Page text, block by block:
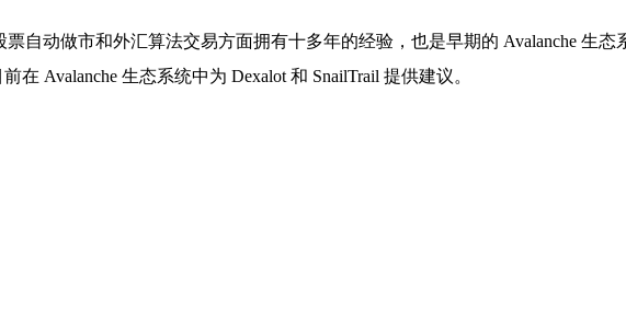
票自动做市和外汇算法交易方面拥有十多年的经验，也是早期的 Avalanche 生
Avalanche 生态系统中为 Dexalot 和 SnailTrail 提供建议。